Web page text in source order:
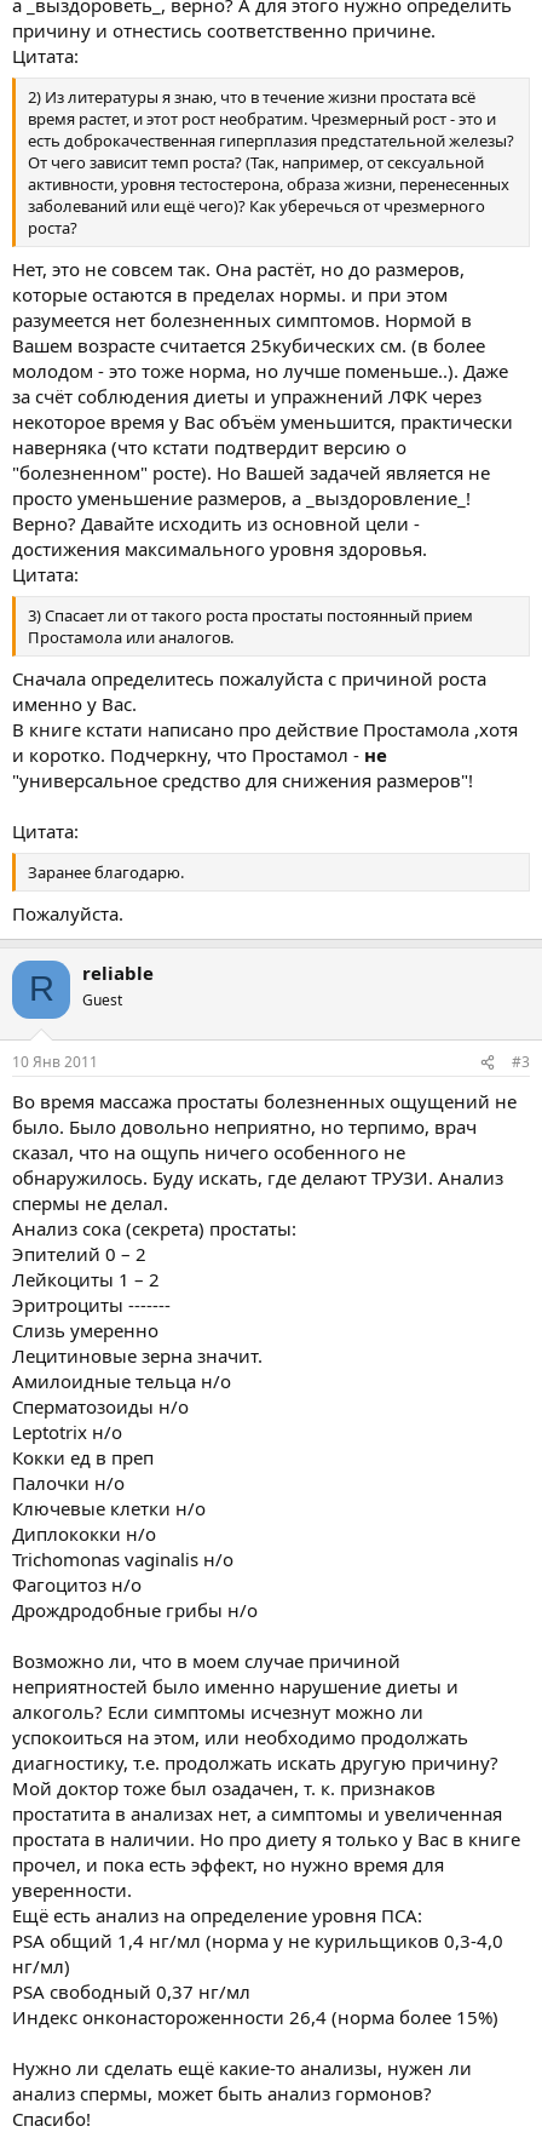
причину и отнестись соответственно причине.
Цитата:
2) Из литературы я знаю, что в течение жизни простата всё
время растет, и этот рост необратим. Чрезмерный рост - это и
есть доброкачественная гиперплазия предстательной железы?
От чего зависит темп роста? (Так, например, от сексуальной
активности, уровня тестостерона, образа жизни, перенесенных
заболеваний или ещё чего)? Как уберечься от чрезмерного
роста?
Нет, это не совсем так. Она растёт, но до размеров,
которые остаются в пределах нормы. и при этом
разумеется нет болезненных симптомов. Нормой в
Вашем возрасте считается 25кубических см. (в более
молодом - это тоже норма, но лучше поменьше..). Даже
за счёт соблюдения диеты и упражнений ЛФК через
некоторое время у Вас объём уменьшится, практически
наверняка (что кстати подтвердит версию о
"болезненном" росте). Но Вашей задачей является не
просто уменьшение размеров, а _выздоровление_!
Верно? Давайте исходить из основной цели -
достижения максимального уровня здоровья.
Цитата:
3) Спасает ли от такого роста простаты постоянный прием
Простамола или аналогов.
Сначала определитесь пожалуйста с причиной роста
именно у Вас.
В книге кстати написано про действие Простамола ,хотя
и коротко. Подчеркну, что Простамол - не
"универсальное средство для снижения размеров"!
Цитата:
Заранее благодарю.
Пожалуйста.
R reliable
Guest
10 Янв 2011 #3
Во время массажа простаты болезненных ощущений не
было. Было довольно неприятно, но терпимо, врач
сказал, что на ощупь ничего особенного не
обнаружилось. Буду искать, где делают ТРУЗИ. Анализ
спермы не делал.
Анализ сока (секрета) простаты:
Эпителий 0 – 2
Лейкоциты 1 – 2
Эритроциты -------
Слизь умеренно
Лецитиновые зерна значит.
Амилоидные тельца н/о
Сперматозоиды н/о
Leptotrix н/о
Кокки ед в преп
Палочки н/о
Ключевые клетки н/о
Диплококки н/о
Trichomonas vaginalis н/о
Фагоцитоз н/о
Дрождродобные грибы н/о
Возможно ли, что в моем случае причиной
неприятностей было именно нарушение диеты и
алкоголь? Если симптомы исчезнут можно ли
успокоиться на этом, или необходимо продолжать
диагностику, т.е. продолжать искать другую причину?
Мой доктор тоже был озадачен, т. к. признаков
простатита в анализах нет, а симптомы и увеличенная
простата в наличии. Но про диету я только у Вас в книге
прочел, и пока есть эффект, но нужно время для
уверенности.
Ещё есть анализ на определение уровня ПСА:
PSA общий 1,4 нг/мл (норма у не курильщиков 0,3-4,0
нг/мл)
PSA свободный 0,37 нг/мл
Индекс онконастороженности 26,4 (норма более 15%)
Нужно ли сделать ещё какие-то анализы, нужен ли
анализ спермы, может быть анализ гормонов?
Спасибо!